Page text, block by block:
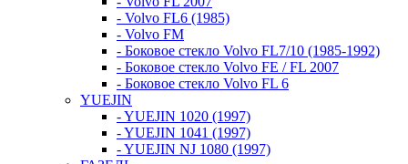
- Volvo FL6 (1985)
- Volvo FM
- Боковое стекло Volvo FL7/10 (1985-1992)
- Боковое стекло Volvo FE / FL 2007
- Боковое стекло Volvo FL 6
YUEJIN
- YUEJIN 1020 (1997)
- YUEJIN 1041 (1997)
- YUEJIN NJ 1080 (1997)